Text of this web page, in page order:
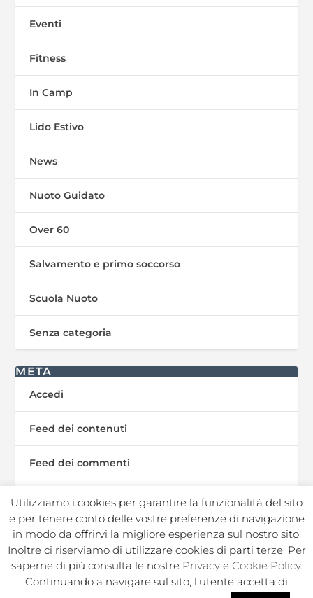
Eventi
Fitness
In Camp
Lido Estivo
News
Nuoto Guidato
Over 60
Salvamento e primo soccorso
Scuola Nuoto
Senza categoria
META
Accedi
Feed dei contenuti
Feed dei commenti
WordPress.org
In Sport s.r.l. Societa Sportiva Dilettantistica | C.F./P.I.
02050250964 |
Privacy Policy | Privacy Contatti
Cookie
Regolamento | Politica ambientale|
Utilizziamo i cookies per garantire la funzionalità del sito
e per tenere conto delle vostre preferenze di navigazione
in modo da offrirvi la migliore esperienza sul nostro sito.
Inoltre ci riserviamo di utilizzare cookies di parti terze. Per
saperne di più consulta le nostre Privacye Cookie Policy.
Continuando a navigare sul sito, l'utente accetta di